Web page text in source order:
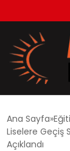
EKONOMİ
Ana Sayfa
Liselere Geçiş
Açıklandı